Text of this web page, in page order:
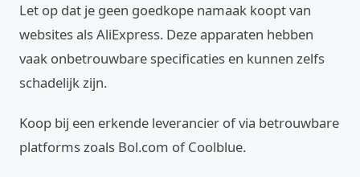
Let op dat je geen goedkope namaak koopt van
websites als AliExpress. Deze apparaten hebben
vaak onbetrouwbare specificaties en kunnen zelfs
schadelijk zijn.
Koop bij een erkende leverancier of via betrouwbare
platforms zoals Bol.com of Coolblue.